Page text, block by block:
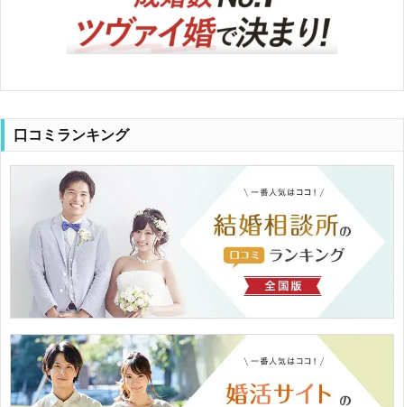
口コミランキング